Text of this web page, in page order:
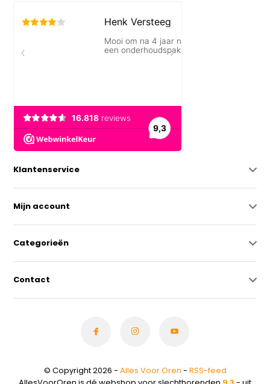
Klantenservice
Mijn account
Categorieën
Contact
© Copyright 2026 - Alles Voor Oren - RSS-feed